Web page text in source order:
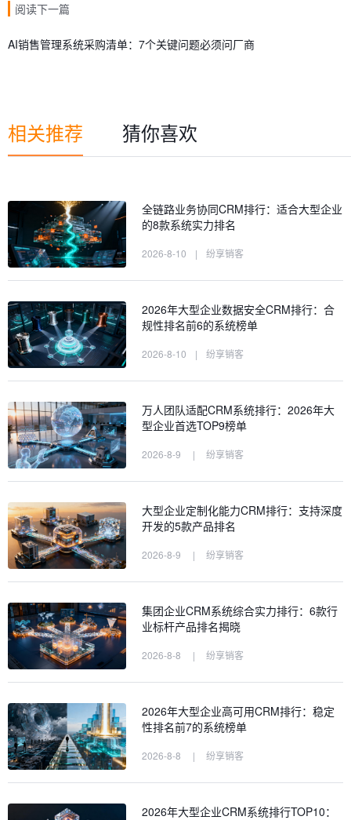
阅读下一篇
AI销售管理系统采购清单：7个关键问题必须问厂商
相关推荐 猜你喜欢
全链路业务协同CRM排行：适合大型企业
的8款系统实力排名
2026-8-10 | 纷享销客
2026年大型企业数据安全CRM排行：合
规性排名前6的系统榜单
2026-8-10 | 纷享销客
万人团队适配CRM系统排行：2026年大
型企业首选TOP9榜单
2026-8-9 | 纷享销客
大型企业定制化能力CRM排行：支持深度
开发的5款产品排名
2026-8-9 | 纷享销客
集团企业CRM系统综合实力排行：6款行
业标杆产品排名揭晓
2026-8-8 | 纷享销客
2026年大型企业高可用CRM排行：稳定
性排名前7的系统榜单
2026-8-8 | 纷享销客
2026年大型企业CRM系统排行TOP10：